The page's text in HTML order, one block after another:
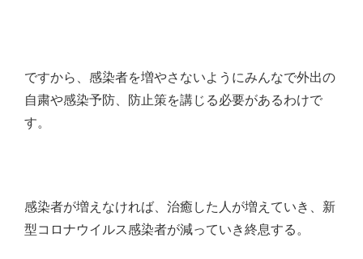
ですから、感染者を増やさないようにみんなで外出の
自粛や感染予防、防止策を講じる必要があるわけで
す。
感染者が増えなければ、治癒した人が増えていき、新
型コロナウイルス感染者が減っていき終息する。